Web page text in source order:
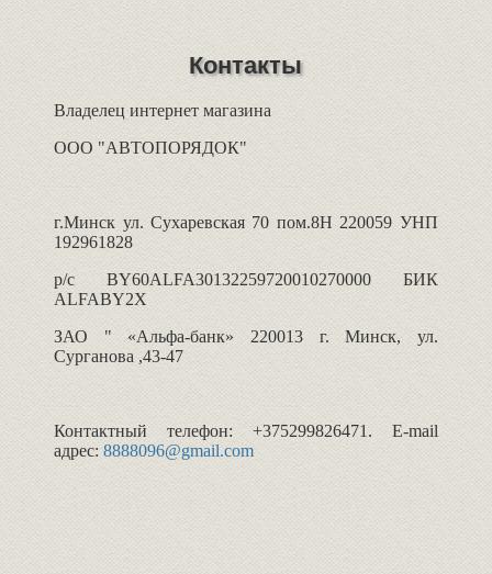
Контакты
Владелец интернет магазина
ООО "АВТОПОРЯДОК"
г.Минск ул. Сухаревская 70 пом.8H 220059 УНП
192961828
р/c BY60ALFA30132259720010270000 БИК
ALFABY2X
ЗАО " «Альфа-банк» 220013 г. Минск, ул.
Сурганова ,43-47
Контактный телефон: +375299826471. E-mail
адрес:8888096@gmail.com